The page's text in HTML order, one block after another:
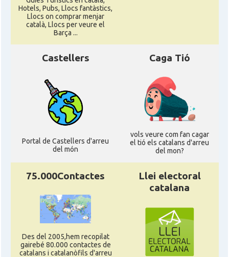
Hotels, Pubs, Llocs fantàstics,
Llocs on comprar menjar
català, Llocs per veure el
Barça ...
Castellers
Portal de Castellers d'arreu
del món
Caga Tió
vols veure com fan cagar
el tió els catalans d'arreu
del mon?
75.000Contactes
Des del 2005,hem recopilat
gairebé 80.000 contactes de
catalans i catalanòfils d'arreu
Llei electoral
catalana